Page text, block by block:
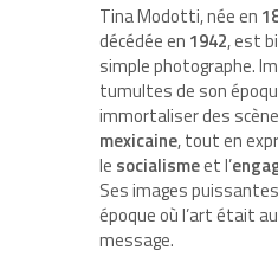
Tina Modotti, née en
décédée en 1942, est
simple photographe.
tumultes de son
immortaliser des
mexicaine, tout en
le socialismeet l’
Ses images
époque où l’art était
message.